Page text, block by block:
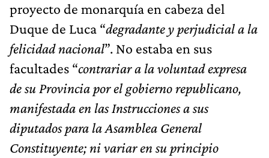
proyecto de monarquía en cabeza del
Duque de Luca “degradante y perjudicial a la
felicidad nacional”. No estaba en sus
facultades “contrariar a la voluntad expresa
de su Provincia por el gobierno republicano,
manifestada en las Instrucciones a sus
diputados para la Asamblea General
Constituyente; ni variar en su principio